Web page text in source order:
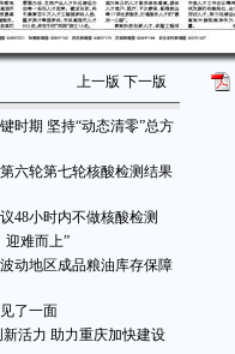
上一版 下一版
时期 坚持“动态清零”总方
六轮第七轮核酸检测结果
48小时内不做核酸检测
迎难而上”
动地区成品粮油库存保障
了一面
活力 助力重庆加快建设